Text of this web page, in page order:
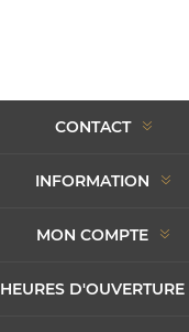
CONTACT
INFORMATION
MON COMPTE
HEURES D'OUVERTURE